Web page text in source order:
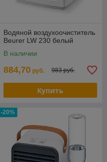
Водяной воздухоочиститель
Beurer LW 230 белый
В наличии
884,70 руб. 983 руб.
Купить
-20%